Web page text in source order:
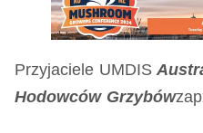
Przyjaciele UMDIS
Hodowców Grzybów